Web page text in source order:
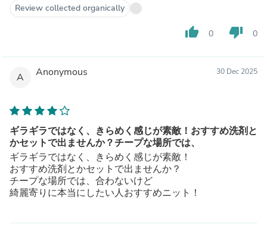
Review collected organically
thumb_up 0 thumb_down 0
A Anonymous 30 Dec 2025
ギラギラではなく、きらめく感じが素敵！おすすめ洗剤と
かセットで出ませんか？チープな場所では、
ギラギラではなく、きらめく感じが素敵！
おすすめ洗剤とかセットで出ませんか？
チープな場所では、合わないけど
綺麗寄りに本当にしたい人おすすめニット！